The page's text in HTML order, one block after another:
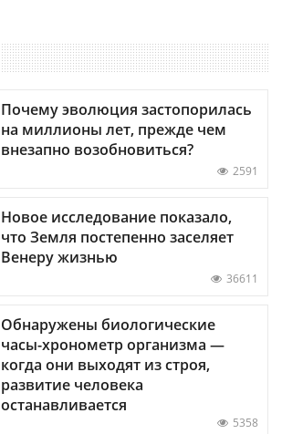
Почему эволюция застопорилась
на миллионы лет, прежде чем
внезапно возобновиться?
2591
Новое исследование показало,
что Земля постепенно заселяет
Венеру жизнью
36611
Обнаружены биологические
часы-хронометр организма —
когда они выходят из строя,
развитие человека
останавливается
5358